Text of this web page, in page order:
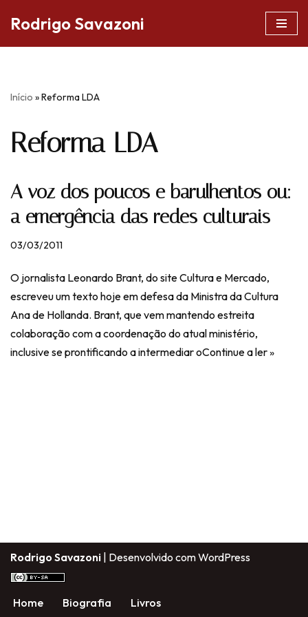
conteúdo
Rodrigo Savazoni
Início »Reforma LDA
Reforma LDA
A voz dos poucos e barulhentos ou:
a emergência das redes culturais
03/03/2011
O jornalista Leonardo Brant, do site Cultura e Mercado,
escreveu um texto hoje em defesa da Ministra da Cultura
Ana de Hollanda. Brant, que vem mantendo estreita
colaboração com a coordenação do atual ministério,
inclusive se prontificando a intermediar oContinue a ler »
Rodrigo Savazoni | Desenvolvido comWordPress
Home Biografia Livros